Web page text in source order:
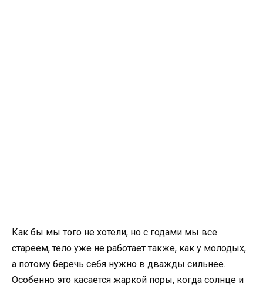
Как бы мы того не хотели, но с годами мы все
стареем, тело уже не работает также, как у молодых,
а потому беречь себя нужно в дважды сильнее.
Особенно это касается жаркой поры, когда солнце и